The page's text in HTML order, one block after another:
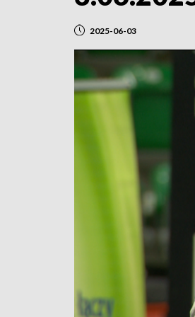
2025-06-03